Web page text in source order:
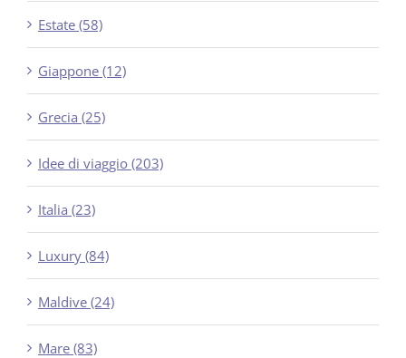
Estate (58)
Giappone (12)
Grecia (25)
Idee di viaggio (203)
Italia (23)
Luxury (84)
Maldive (24)
Mare (83)